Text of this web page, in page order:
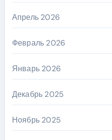
Апрель 2026
Февраль 2026
Январь 2026
Декабрь 2025
Ноябрь 2025